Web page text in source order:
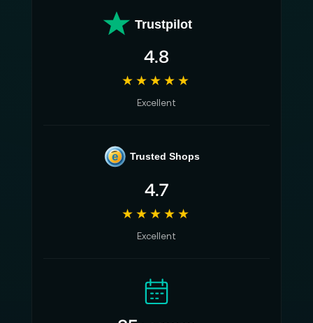
Trustpilot
4.8
★★★★★
Excellent
e Trusted Shops
4.7
★★★★★
Excellent